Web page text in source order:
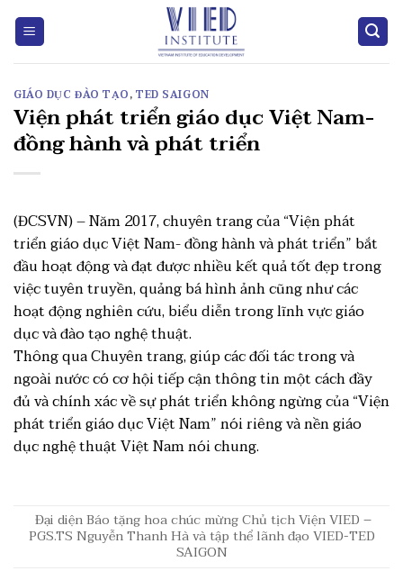
GIÁO DỤC ĐÀO TẠO,TED SAIGON
Viện phát triển giáo dục Việt Nam-
đồng hành và phát triển
(ĐCSVN) – Năm 2017, chuyên trang của “Viện phát
triển giáo dục Việt Nam- đồng hành và phát triển” bắt
đầu hoạt động và đạt được nhiều kết quả tốt đẹp trong
việc tuyên truyền, quảng bá hình ảnh cũng như các
hoạt động nghiên cứu, biểu diễn trong lĩnh vực giáo
dục và đào tạo nghệ thuật.
Thông qua Chuyên trang, giúp các đối tác trong và
ngoài nước có cơ hội tiếp cận thông tin một cách đầy
đủ và chính xác về sự phát triển không ngừng của “Viện
phát triển giáo dục Việt Nam” nói riêng và nền giáo
dục nghệ thuật Việt Nam nói chung.
Đại diện Báo tặng hoa chúc mừng Chủ tịch Viện VIED –
PGS.TS Nguyễn Thanh Hà và tập thể lãnh đạo VIED-TED
SAIGON